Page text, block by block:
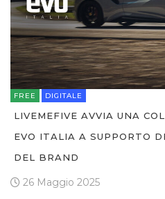
FREE DIGITALE
LIVEMEFIVE AVVIA UNA
EVO ITALIA A SUPPORTO
DEL BRAND
26 Maggio 2025